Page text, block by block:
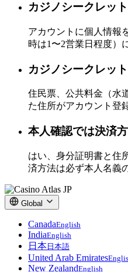
カジノシークレッ
アカウントに個人情報
時は1〜2営業日程度）
カジノシークレッ
住民票、公共料金（水
た住所がアカウント登
本人確認では決済
はい、身分証明書と住
済方法は必ず本人名義
Global
CanadaEnglish
IndiaEnglish
日本日本語
United Arab Emirates
New ZealandEnglish